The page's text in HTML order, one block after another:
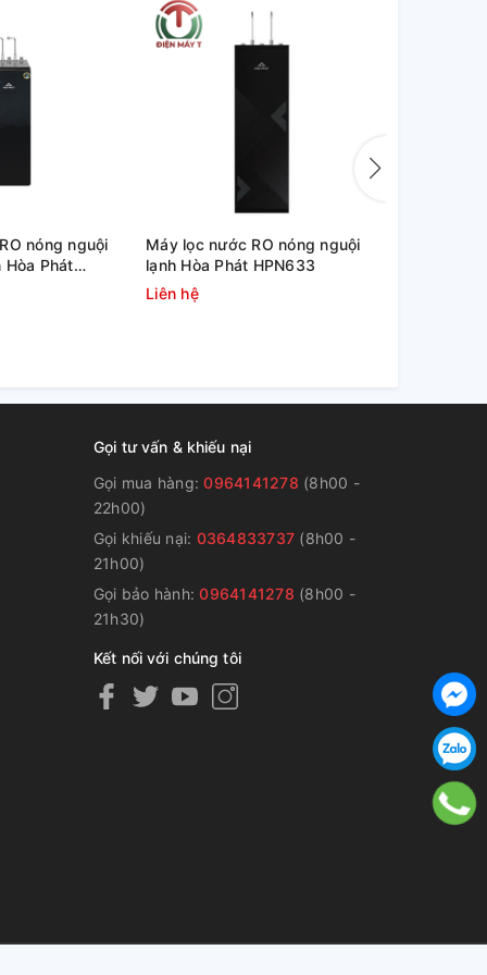
nóng nguội
Hòa Phát
Máy lọc nước RO nóng nguội
lạnh Hòa Phát HPN633
Liên hệ
Gọi tư vấn & khiếu nại
Gọi mua hàng:0964141278 (8h00 -
22h00)
Gọi khiếu nại: 0364833737 (8h00 -
21h00)
Gọi bảo hành:0964141278 (8h00 -
21h30)
Kết nối với chúng tôi